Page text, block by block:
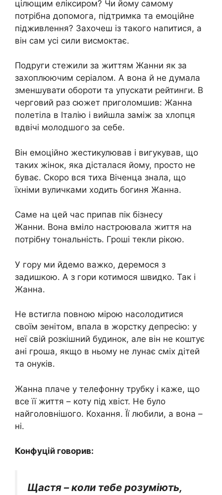
цілющим еліксиром? Чи йому самому
потрібна допомога, підтримка та емоційне
підживлення? Захочеш із такого напитися, а
він сам усі сили висмоктає.
Подруги стежили за життям Жанни як за
захоплюючим серіалом. А вона й не думала
зменшувати обороти та упускати рейтинги. В
черговий раз сюжет приголомшив: Жанна
полетіла в Італію і вийшла заміж за хлопця
вдвічі молодшого за себе.
Він емоційно жестикулював і вигукував, що
таких жінок, яка дісталася йому, просто не
буває. Скоро вся тиха Віченца знала, що
їхніми вуличками ходить богиня Жанна.
Саме на цей час припав пік бізнесу
Жанни. Вона вміло настроювала життя на
потрібну тональність. Гроші текли рікою.
У гору ми йдемо важко, деремося з
задишкою. А з гори котимося швидко. Так і
Жанна.
Не встигла повною мірою насолодитися
своїм зенітом, впала в жорстку депресію: у
неї свій розкішний будинок, але він не коштує
ані гроша, якщо в ньому не лунає сміх дітей
та онуків.
Жанна плаче у телефонну трубку і каже, що
все її життя – коту під хвіст. Не було
найголовнішого. Кохання. Її любили, а вона –
ні.
Конфуцій говорив:
Щастя – коли тебе розуміють,